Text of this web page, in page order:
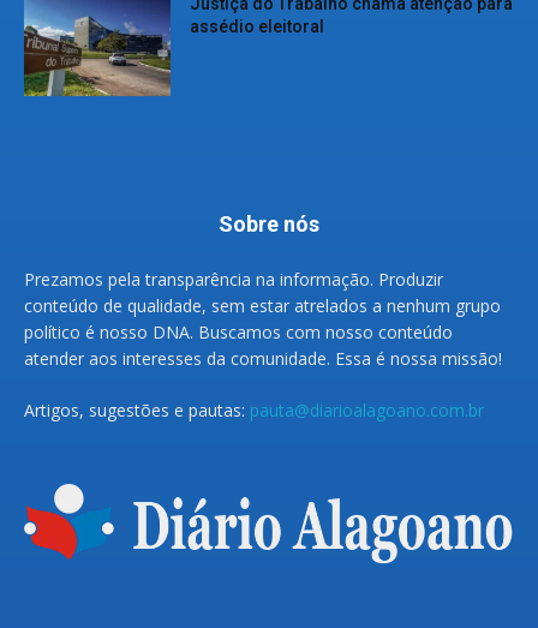
Justiça do Trabalho chama atenção para
assédio eleitoral
Sobre nós
Prezamos pela transparência na informação. Produzir
conteúdo de qualidade, sem estar atrelados a nenhum grupo
político é nosso DNA. Buscamos com nosso conteúdo
atender aos interesses da comunidade. Essa é nossa missão!
Artigos, sugestões e pautas: pauta@diarioalagoano.com.br